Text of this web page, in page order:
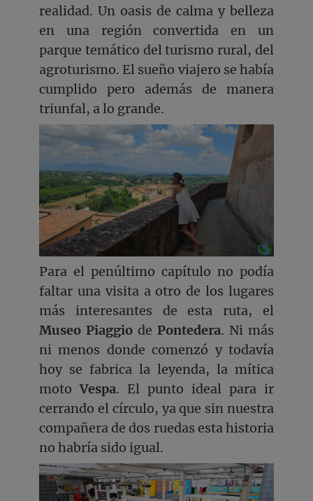
realidad. Un oasis de calma y belleza
en una región convertida en un
parque temático del turismo rural, del
agroturismo. El sueño viajero se había
cumplido pero además de manera
triunfal, a lo grande.
Para el penúltimo capítulo no podía
faltar una visita a otro de los lugares
más interesantes de esta ruta, el
Museo Piaggio de Pontedera. Ni más
ni menos donde comenzó y todavía
hoy se fabrica la leyenda, la mítica
motoVespa. El punto ideal para ir
cerrando el círculo, ya que sin nuestra
compañera de dos ruedas esta historia
no habría sido igual.